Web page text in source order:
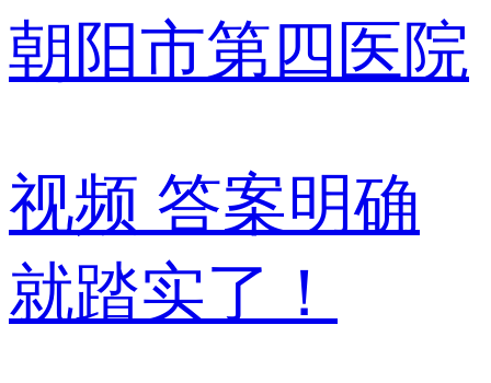
朝阳市第四医院
视频 答案明确
就踏实了！